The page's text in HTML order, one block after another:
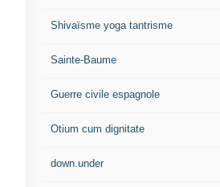
Shivaïsme yoga tantrisme
Sainte-Baume
Guerre civile espagnole
Otium cum dignitate
down.under